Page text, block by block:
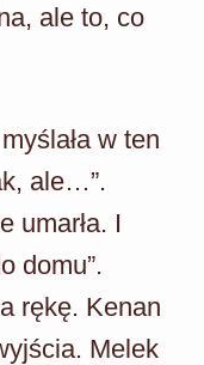
ale to, co
w ten
ale…”.
umarła. I
domu”.
rękę. Kenan
Melek